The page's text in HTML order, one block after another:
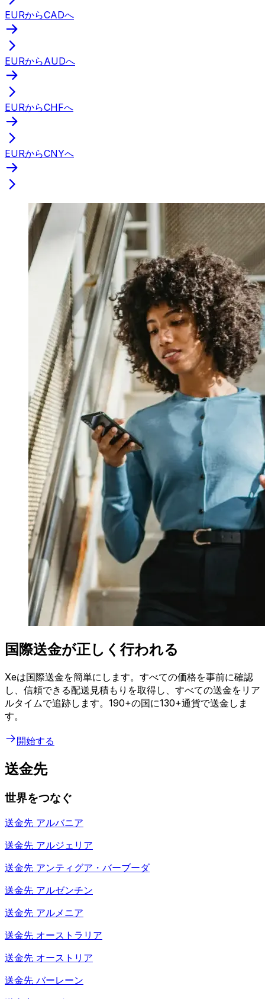
EURからCADへ
EURからAUDへ
EURからCHFへ
EURからCNYへ
国際送金が正しく行われる
Xeは国際送金を簡単にします。すべての価格を事前に確認
し、信頼できる配送見積もりを取得し、すべての送金をリア
ルタイムで追跡します。190+の国に130+通貨で送金しま
す。
開始する
送金先
世界をつなぐ
送金先 アルバニア
送金先 アルジェリア
送金先 アンティグア・バーブーダ
送金先 アルゼンチン
送金先 アルメニア
送金先 オーストラリア
送金先 オーストリア
送金先 バーレーン